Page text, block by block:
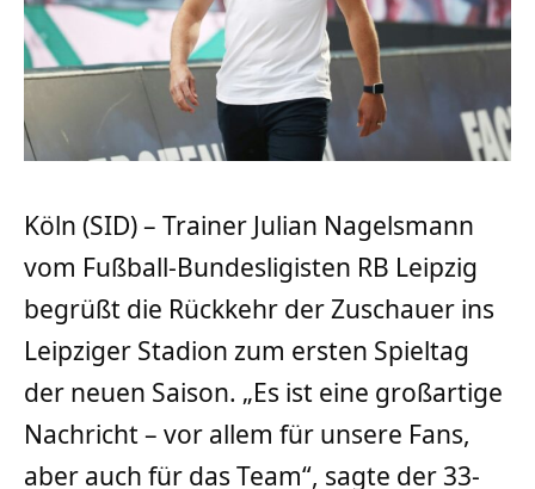
Köln (SID) – Trainer Julian Nagelsmann
vom Fußball-Bundesligisten RB Leipzig
begrüßt die Rückkehr der Zuschauer ins
Leipziger Stadion zum ersten Spieltag
der neuen Saison. „Es ist eine großartige
Nachricht – vor allem für unsere Fans,
aber auch für das Team“, sagte der 33-